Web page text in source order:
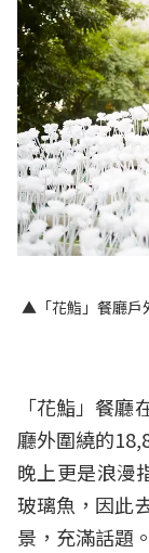
▲「花鮨」餐廳戶
「花鮨」餐
廳外圍繞的
晚上更是浪漫
玻璃魚，因此
景，充滿話題。